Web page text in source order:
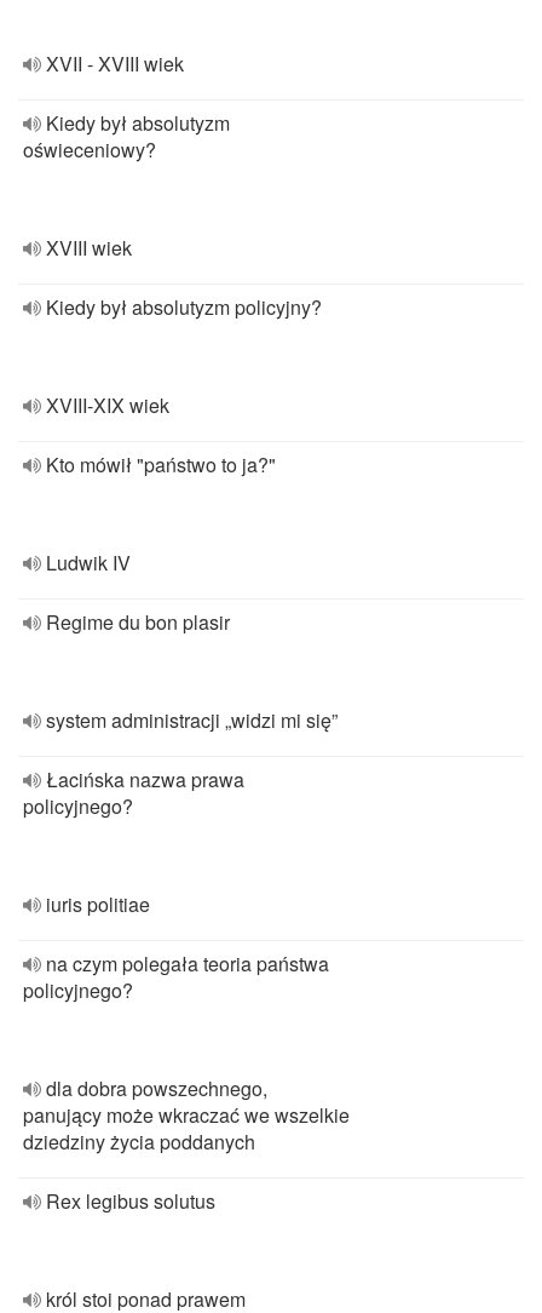
XVII - XVIII wiek
Kiedy był absolutyzm
oświeceniowy?
XVIII wiek
Kiedy był absolutyzm policyjny?
XVIII-XIX wiek
Kto mówił "państwo to ja?"
Ludwik IV
Regime du bon plasir
system administracji „widzi mi się”
Łacińska nazwa prawa
policyjnego?
iuris politiae
na czym polegała teoria państwa
policyjnego?
dla dobra powszechnego,
panujący może wkraczać we wszelkie
dziedziny życia poddanych
Rex legibus solutus
król stoi ponad prawem